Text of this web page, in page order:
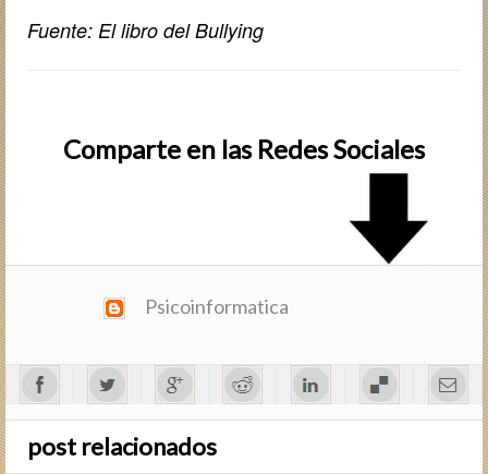
Fuente: El libro del Bullying
Comparte en las Redes Sociales
Psicoinformatica
post relacionados